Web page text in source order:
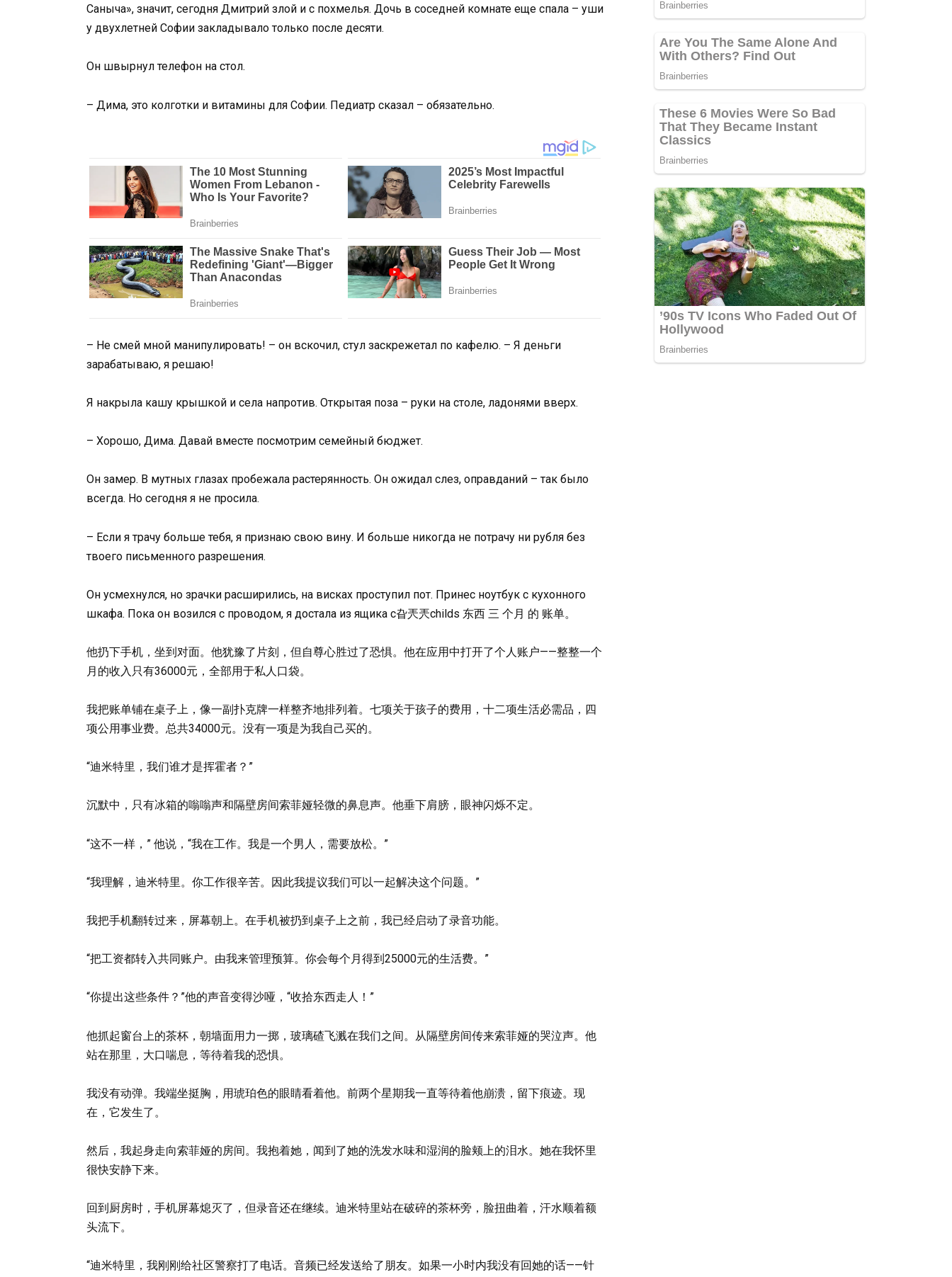
Саныча», значит, сегодня Дмитрий злой и с похмелья. Дочь в соседней комнате еще спала – уши
у двухлетней Софии закладывало только после десяти.
Он швырнул телефон на стол.
– Дима, это колготки и витамины для Софии. Педиатр сказал – обязательно.
– Не смей мной манипулировать! – он вскочил, стул заскрежетал по кафелю. – Я деньги
зарабатываю, я решаю!
Я накрыла кашу крышкой и села напротив. Открытая поза – руки на столе, ладонями вверх.
– Хорошо, Дима. Давай вместе посмотрим семейный бюджет.
Он замер. В мутных глазах пробежала растерянность. Он ожидал слез, оправданий – так было
всегда. Но сегодня я не просила.
– Если я трачу больше тебя, я признаю свою вину. И больше никогда не потрачу ни рубля без
твоего письменного разрешения.
Он усмехнулся, но зрачки расширились, на висках проступил пот. Принес ноутбук с кухонного
шкафа. Пока он возился с проводом, я достала из ящика с旮兲兲childs 东西 三 个月 的 账单。
他扔下手机，坐到对面。他犹豫了片刻，但自尊心胜过了恐惧。他在应用中打开了个人账户——整整一个
月的收入只有36000元，全部用于私人口袋。
我把账单铺在桌子上，像一副扑克牌一样整齐地排列着。七项关于孩子的费用，十二项生活必需品，四
项公用事业费。总共34000元。没有一项是为我自己买的。
“迪米特里，我们谁才是挥霍者？”
沉默中，只有冰箱的嗡嗡声和隔壁房间索菲娅轻微的鼻息声。他垂下肩膀，眼神闪烁不定。
“这不一样，” 他说，“我在工作。我是一个男人，需要放松。”
“我理解，迪米特里。你工作很辛苦。因此我提议我们可以一起解决这个问题。”
我把手机翻转过来，屏幕朝上。在手机被扔到桌子上之前，我已经启动了录音功能。
“把工资都转入共同账户。由我来管理预算。你会每个月得到25000元的生活费。”
“你提出这些条件？”他的声音变得沙哑，“收拾东西走人！”
他抓起窗台上的茶杯，朝墙面用力一掷，玻璃碴飞溅在我们之间。从隔壁房间传来索菲娅的哭泣声。他
站在那里，大口喘息，等待着我的恐惧。
我没有动弹。我端坐挺胸，用琥珀色的眼睛看着他。前两个星期我一直等待着他崩溃，留下痕迹。现
在，它发生了。
然后，我起身走向索菲娅的房间。我抱着她，闻到了她的洗发水味和湿润的脸颊上的泪水。她在我怀里
很快安静下来。
回到厨房时，手机屏幕熄灭了，但录音还在继续。迪米特里站在破碎的茶杯旁，脸扭曲着，汗水顺着额
头流下。
“迪米特里，我刚刚给社区警察打了电话。音频已经发送给了朋友。如果一小时内我没有回她的话——针